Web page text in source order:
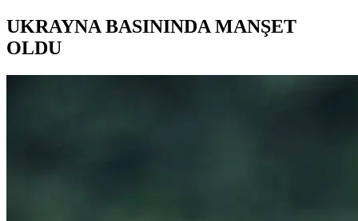
UKRAYNA BASININDA MANŞET
OLDU